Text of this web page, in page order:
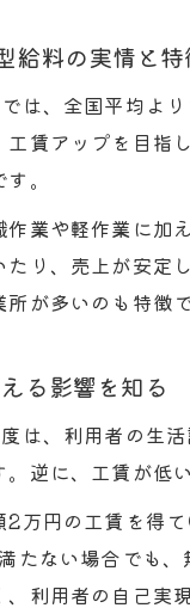
給料の実情と特
は、全国平均よ
賃アップを目指
。
業や軽作業に加
り、売上が安定
が多いのも特徴で
る影響を知る
は、利用者の生
逆に、工賃が低
万円の工賃を得
たない場合でも
利用者の自己実